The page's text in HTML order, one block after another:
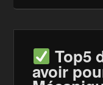
Top5
avoir